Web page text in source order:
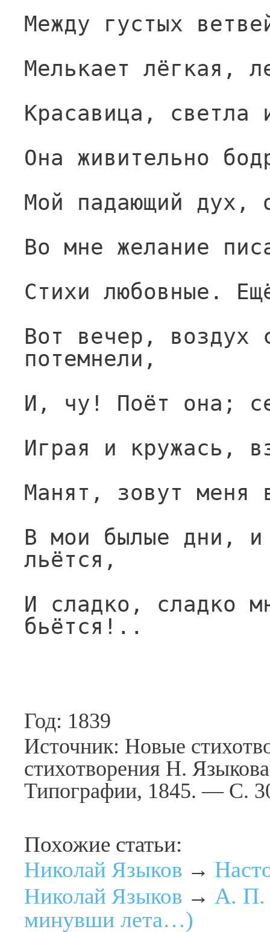
Между густых
Мелькает лёгкая,
Красавица,
Она живительно
Мой падающий дух,
Во мне желание
Стихи любовные.
Вот вечер, воздух
потемнели,
И, чу! Поёт она;
Играя и кружась,
Манят, зовут меня
В мои былые дни,
льётся,
И сладко, сладко
бьётся!..
Год: 1839
Источник: Новые
стихотворения Н.
Типографии, 1845. — С.
Похожие статьи:
Николай Языков →
Николай Языков → А. П.
минувши лета…)